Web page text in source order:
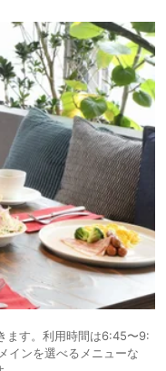
ます。利用時間は6:45〜9:
インを選べるメニューな